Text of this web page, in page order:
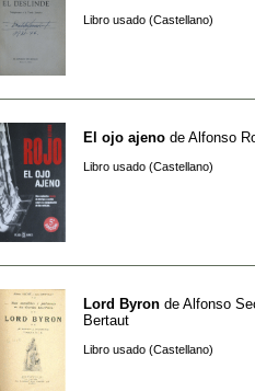
Libro usado (Castellano)
El ojo ajeno de Alfonso
Libro usado (Castellano)
Lord Byron de Alfonso
Bertaut
Libro usado (Castellano)